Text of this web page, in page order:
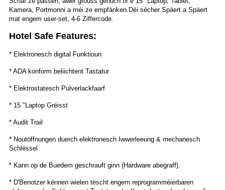
Kamera, Portmonni a méi ze empfänken. Déi sécher Späert a Späert
mat engem user-set, 4-6 Ziffercode.
Hotel Safe Features:
* Elektronesch digital Funktioun
* ADA konform beliichtent Tastatur
* Elektrostatesch Pulverlackfaarf
* 15 "Laptop Gréisst
* Audit Trail
* Noutöffnungen duerch elektronesch Iwwerleeung & mechanesch
Schlëssel
* Kann op de Buedem geschrauft ginn (Hardware abegraff).
* D'Benotzer kënnen wielen tëscht engem reprogramméierbaren